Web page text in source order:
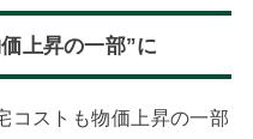
上昇の一部”に
コストも物価上昇の一部